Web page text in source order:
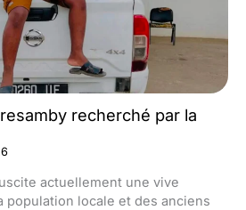
recherché par la
actuellement une vive
population locale et des anciens